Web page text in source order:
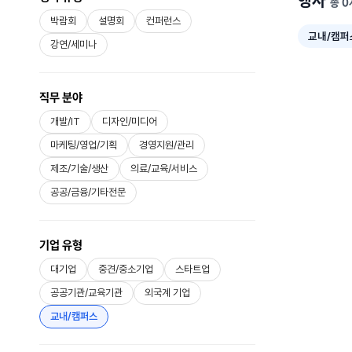
박람회 설명회
컨퍼런스
강연/세미나
직무 분야
개발/IT
디자인/미디어
마케팅/영업/기획
경영지원/관리
제조/기술/생산
의료/교육/서비스
공공/금융/기타전문
기업 유형
대기업 중견/중소기업
스타트업
공공기관/교육기관
외국계 기업
교내/캠퍼스
교내/캠퍼